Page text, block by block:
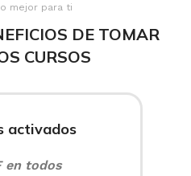
mejor para ti
DE TOMAR
CURSOS
activados
en todos